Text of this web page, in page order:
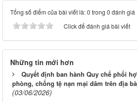
Tổng số điểm của bài viết là: 0 trong 0 đánh giá
Click để đánh giá bài viết
Những tin mới hơn
Quyết định ban hành Quy chế phối
phòng, chống tệ nạn mại dâm trên địa
(03/06/2026)